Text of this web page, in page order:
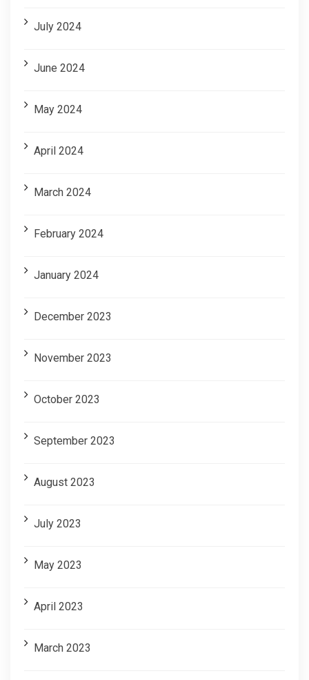
July 2024
June 2024
May 2024
April 2024
March 2024
February 2024
January 2024
December 2023
November 2023
October 2023
September 2023
August 2023
July 2023
May 2023
April 2023
March 2023